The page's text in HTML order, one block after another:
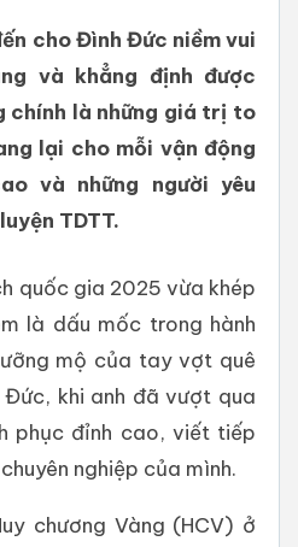
cho Đình Đức niềm vui
và khẳng định được
chính là những giá trị to
lại cho mỗi vận động
và những người yêu
TDTT.
quốc gia 2025 vừa khép
là dấu mốc trong hành
mộ của tay vợt quê
khi anh đã vượt qua
phục đỉnh cao, viết tiếp
nghiệp của mình.
chương Vàng (HCV) ở